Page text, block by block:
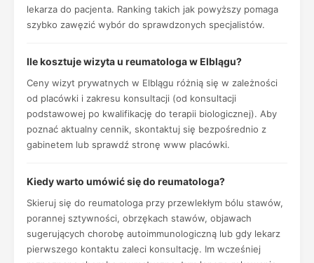
lekarza do pacjenta. Ranking takich jak powyższy pomaga
szybko zawęzić wybór do sprawdzonych specjalistów.
Ile kosztuje wizyta u reumatologa w Elblągu?
Ceny wizyt prywatnych w Elblągu różnią się w zależności
od placówki i zakresu konsultacji (od konsultacji
podstawowej po kwalifikację do terapii biologicznej). Aby
poznać aktualny cennik, skontaktuj się bezpośrednio z
gabinetem lub sprawdź stronę www placówki.
Kiedy warto umówić się do reumatologa?
Skieruj się do reumatologa przy przewlekłym bólu stawów,
porannej sztywności, obrzękach stawów, objawach
sugerujących chorobę autoimmunologiczną lub gdy lekarz
pierwszego kontaktu zaleci konsultację. Im wcześniej